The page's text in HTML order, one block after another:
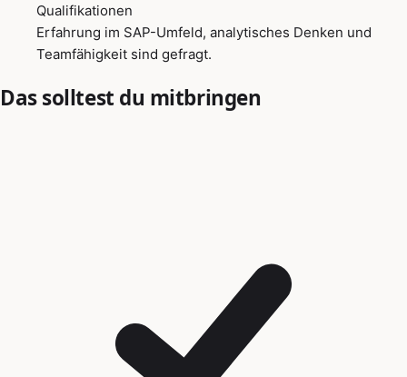
Qualifikationen
Erfahrung im SAP-Umfeld, analytisches Denken und
Teamfähigkeit sind gefragt.
Das solltest du mitbringen